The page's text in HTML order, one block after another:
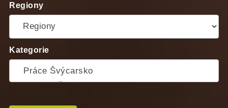
Regiony
Kategorie